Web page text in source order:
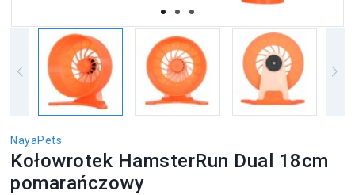
NayaPets
Kołowrotek HamsterRun Dual 18cm
pomarańczowy